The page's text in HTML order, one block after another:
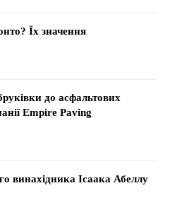
Їх значення
до асфальтових
Empire Paving
винахідника Ісаака Абеллу